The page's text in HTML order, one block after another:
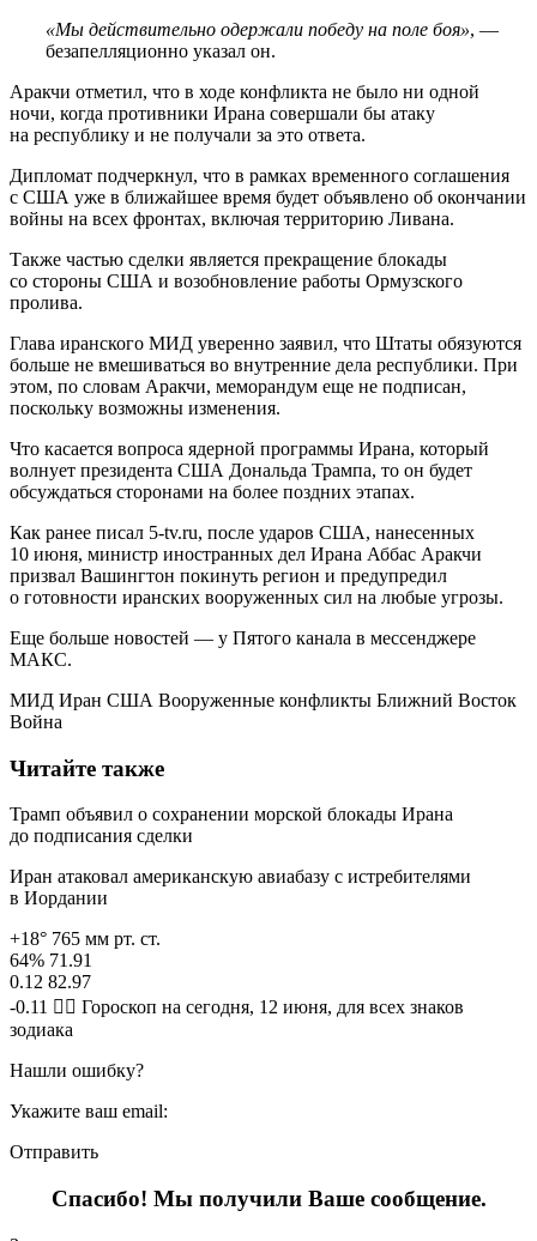
«Мы действительно одержали победу на поле боя», —
безапелляционно указал он.
Аракчи отметил, что в ходе конфликта не было ни одной
ночи, когда противники Ирана совершали бы атаку
на республику и не получали за это ответа.
Дипломат подчеркнул, что в рамках временного соглашения
с США уже в ближайшее время будет объявлено об окончании
войны на всех фронтах, включая территорию Ливана.
Также частью сделки является прекращение блокады
со стороны США и возобновление работы Ормузского
пролива.
Глава иранского МИД уверенно заявил, что Штаты обязуются
больше не вмешиваться во внутренние дела республики. При
этом, по словам Аракчи, меморандум еще не подписан,
поскольку возможны изменения.
Что касается вопроса ядерной программы Ирана, который
волнует президента США Дональда Трампа, то он будет
обсуждаться сторонами на более поздних этапах.
Как ранее писал 5-tv.ru, после ударов США, нанесенных
10 июня, министр иностранных дел Ирана Аббас Аракчи
призвал Вашингтон покинуть регион и предупредил
о готовности иранских вооруженных сил на любые угрозы.
Еще больше новостей — у Пятого канала в мессенджере
МАКС.
МИД Иран США Вооруженные конфликты Ближний Восток
Война
Читайте также
Трамп объявил о сохранении морской блокады Ирана
до подписания сделки
Иран атаковал американскую авиабазу с истребителями
в Иордании
+18° 765 мм рт. ст.
64% 71.91
0.12 82.97
-0.11 🧙‍♀ Гороскоп на сегодня, 12 июня, для всех знаков
зодиака
Нашли ошибку?
Укажите ваш email:
Отправить
Спасибо! Мы получили Ваше сообщение.